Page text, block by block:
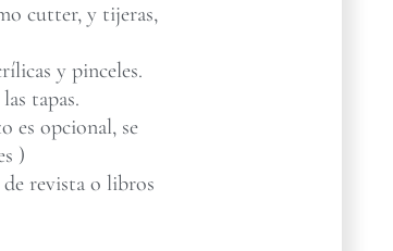
cutter, y tijeras,
y pinceles.
tapas.
es opcional, se
)
de revista o libros